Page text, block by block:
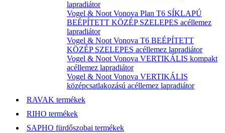
lapradiátor
Vogel & Noot Vonova Plan T6 SÍKLAPÚ
BEÉPÍTETT KÖZÉP SZELEPES acéllemez
lapradiátor
Vogel & Noot Vonova T6 BEÉPÍTETT
KÖZÉP SZELEPES acéllemez lapradiátor
Vogel & Noot Vonova VERTIKÁLIS kompakt
acéllemez lapradiátor
Vogel & Noot Vonova VERTIKÁLIS
középcsatlakozású acéllemez lapradiátor
RAVAK termékek
RIHO termékek
SAPHO fürdőszobai termékek